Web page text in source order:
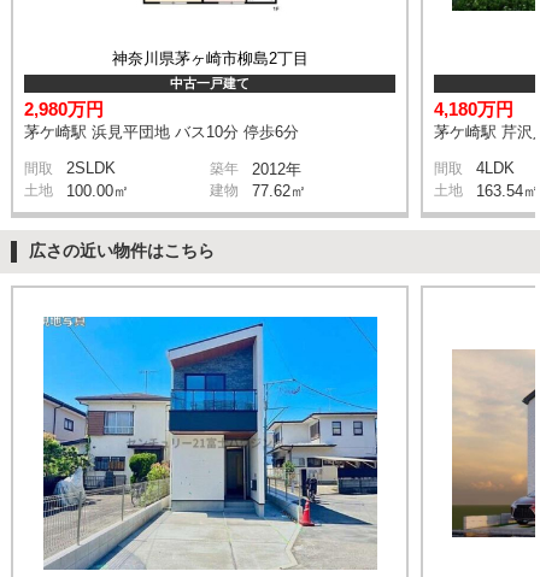
神奈川県茅ヶ崎市柳島2丁目
中古一戸建て
2,980万円
茅ケ崎駅 浜見平団地 バス10分 停歩6分
間取 2SLDK 築年 2012年
土地 100.00㎡ 建物 77.62㎡
4,180万円
茅ケ崎駅 芹沢
間取 4LDK
土地 163.54㎡
広さの近い物件はこちら